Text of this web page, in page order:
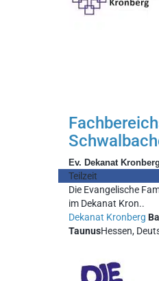
Ev. Dekanat Kronberg
Teilzeit
Die Evangelische
im Dekanat Kron..
Dekanat Kronberg
TaunusHessen,